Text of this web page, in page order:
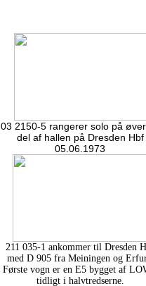
03 2150-5 rangerer solo på
del af hallen på Dresden Hbf
05.06.1973
211 035-1 ankommer til Dresden
med D 905 fra Meiningen og
Første vogn er en E5 bygget af
tidligt i halvtredserne.